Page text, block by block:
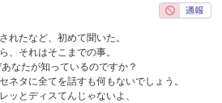
れたなど、初めて聞いた。
、それはそこまでの事。
なたが知っているのですか？
ネタに全てを話すも何もないでしょう。
ッとディスてんじゃないよ、